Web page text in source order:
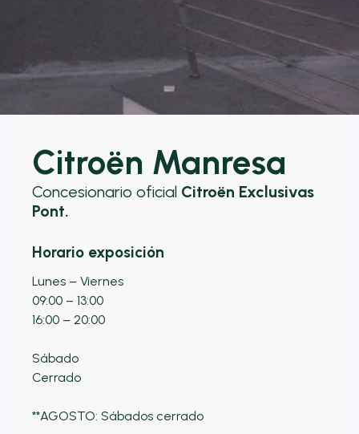
Citroën Manresa
Concesionario oficial Citroën Exclusivas
Pont.
Horario exposición
Lunes – Viernes
09:00 – 13:00
16:00 – 20:00
Sábado
Cerrado
**AGOSTO: Sábados cerrado